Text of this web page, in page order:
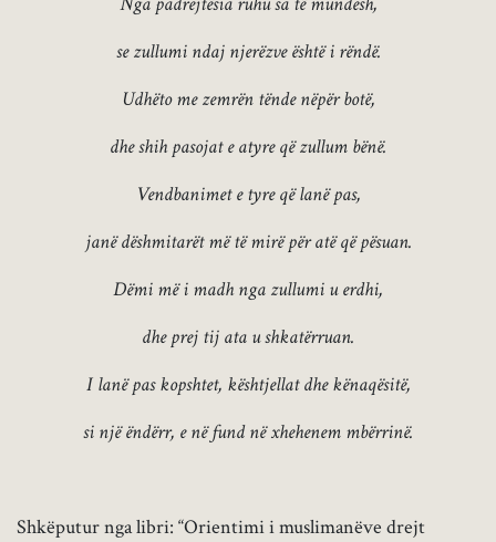
se zullumi ndaj njerëzve është i rëndë.
Udhëto me zemrën tënde nëpër botë,
dhe shih pasojat e atyre që zullum bënë.
Vendbanimet e tyre që lanë pas,
janë dëshmitarët më të mirë për atë që pësuan.
Dëmi më i madh nga zullumi u erdhi,
dhe prej tij ata u shkatërruan.
I lanë pas kopshtet, kështjellat dhe kënaqësitë,
si një ëndërr, e në fund në xhehenem mbërrinë.
Shkëputur nga libri: “Orientimi i muslimanëve drejt